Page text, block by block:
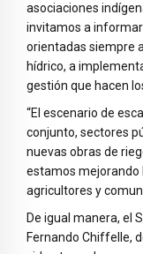
asociaciones
invitamos a
orientadas siempre
hídrico, a
gestión que hacen
“El escenario de
conjunto, sectores
nuevas obras de
estamos mejorando
agricultores y
De igual manera, el
Fernando Chiffelle,